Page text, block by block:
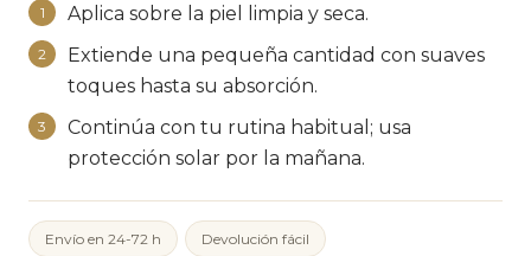
1 Aplica sobre la piel limpia y seca.
2
Extiende una pequeña cantidad con suaves
toques hasta su absorción.
3
Continúa con tu rutina habitual; usa
protección solar por la mañana.
Envío en 24-72 h Devolución fácil